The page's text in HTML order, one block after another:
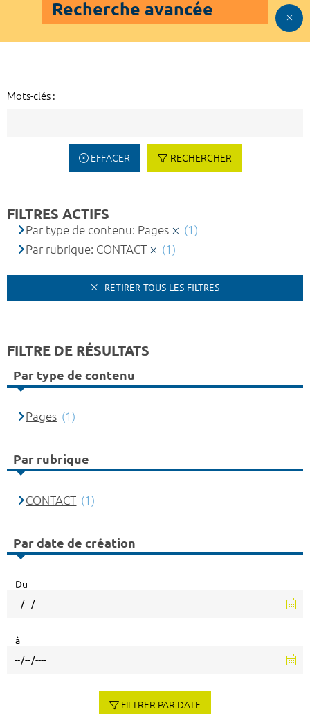
Recherche avancée
Mots-clés :
EFFACER RECHERCHER
FILTRES ACTIFS
Par type de contenu: Pages
(1)
Par rubrique: CONTACT
(1)
RETIRER TOUS LES FILTRES
FILTRE DE RÉSULTATS
Par type de contenu
Pages (1)
Par rubrique
CONTACT (1)
Par date de création
Du
à
FILTRER PAR DATE